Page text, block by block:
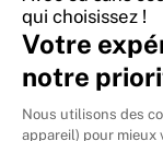
International
🇪🇸 Espagne
🇩🇪Allemagne
🇮🇹 Italie